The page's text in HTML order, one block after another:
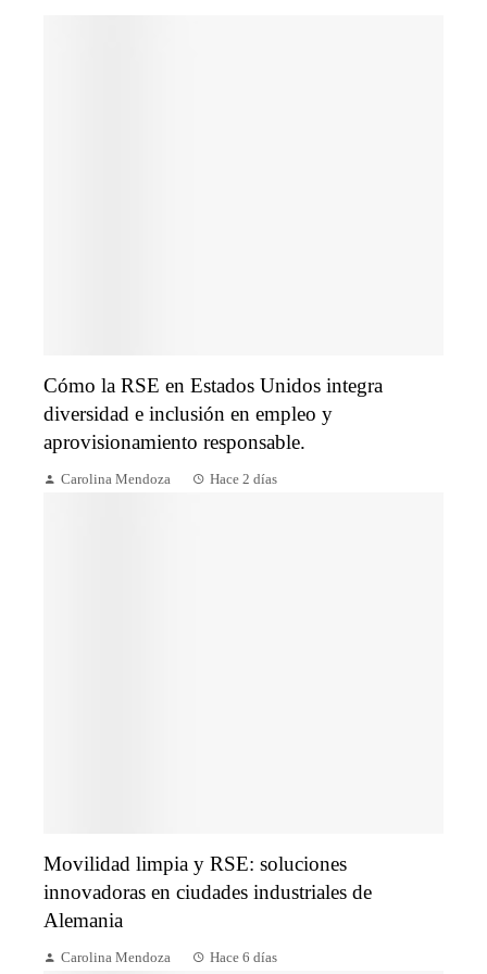
Cómo la RSE en Estados Unidos integra
diversidad e inclusión en empleo y
aprovisionamiento responsable.
Carolina Mendoza Hace 2 días
Movilidad limpia y RSE: soluciones
innovadoras en ciudades industriales de
Alemania
Carolina Mendoza Hace 6 días